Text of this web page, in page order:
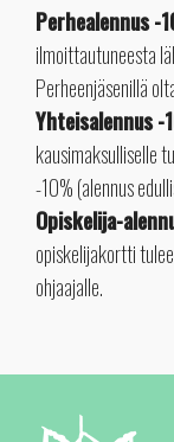
Perhealennus -
ilmoittautuneesta
Perheenjäsenillä
Yhteisalennus -
kausimaksulliselle
-10% (alennus
Opiskelija-
opiskelijakortti
ohjaajalle.